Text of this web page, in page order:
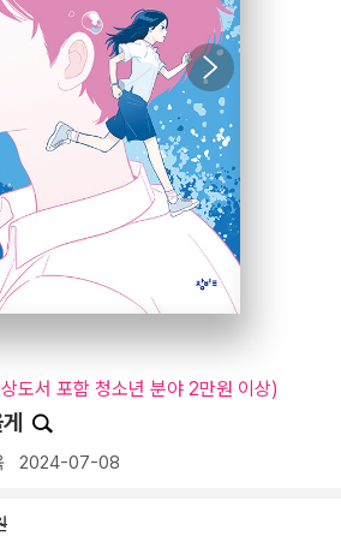
도서 포함 청소년 분야 2만원 이상)
2024-07-08